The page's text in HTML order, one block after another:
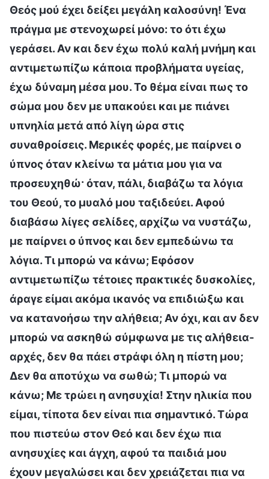
Θεός μού έχει δείξει μεγάλη καλοσύνη! Ένα
πράγμα με στενοχωρεί μόνο: το ότι έχω
γεράσει. Αν και δεν έχω πολύ καλή μνήμη και
αντιμετωπίζω κάποια προβλήματα υγείας,
έχω δύναμη μέσα μου. Το θέμα είναι πως το
σώμα μου δεν με υπακούει και με πιάνει
υπνηλία μετά από λίγη ώρα στις
συναθροίσεις. Μερικές φορές, με παίρνει ο
ύπνος όταν κλείνω τα μάτια μου για να
προσευχηθώ· όταν, πάλι, διαβάζω τα λόγια
του Θεού, το μυαλό μου ταξιδεύει. Αφού
διαβάσω λίγες σελίδες, αρχίζω να νυστάζω,
με παίρνει ο ύπνος και δεν εμπεδώνω τα
λόγια. Τι μπορώ να κάνω; Εφόσον
αντιμετωπίζω τέτοιες πρακτικές δυσκολίες,
άραγε είμαι ακόμα ικανός να επιδιώξω και
να κατανοήσω την αλήθεια; Αν όχι, και αν δεν
μπορώ να ασκηθώ σύμφωνα με τις αλήθεια-
αρχές, δεν θα πάει στράφι όλη η πίστη μου;
Δεν θα αποτύχω να σωθώ; Τι μπορώ να
κάνω; Με τρώει η ανησυχία! Στην ηλικία που
είμαι, τίποτα δεν είναι πια σημαντικό. Τώρα
που πιστεύω στον Θεό και δεν έχω πια
ανησυχίες και άγχη, αφού τα παιδιά μου
έχουν μεγαλώσει και δεν χρειάζεται πια να